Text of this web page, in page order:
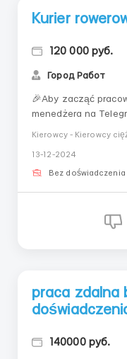
Kurier
120 000 руб.
Город Работ
🎉Aby zacząć
menedżera na
PROWADZIMY PILNE
KUPER z
harmonogramem ⚡️Cotygodniowe wypłaty; ⚡️Wygodny
Kierowcy - Kierowcy
13-12-2024
Bez doświadczenia
praca zdalna
140000 руб.